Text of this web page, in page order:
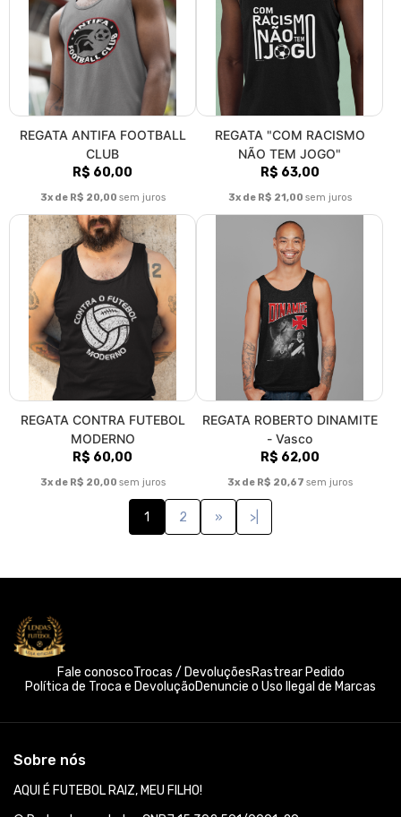
REGATA ANTIFA FOOTBALL
CLUB
R$ 60,00
3x de R$ 20,00 sem juros
REGATA "COM RACISMO
NÃO TEM JOGO"
R$ 63,00
3x de R$ 21,00 sem juros
REGATA CONTRA FUTEBOL
MODERNO
R$ 60,00
3x de R$ 20,00 sem juros
REGATA ROBERTO DINAMITE
- Vasco
R$ 62,00
3x de R$ 20,67 sem juros
1 2 » >|
Fale conoscoTrocas / DevoluçõesRastrear Pedido
Política de Troca e DevoluçãoDenuncie o Uso Ilegal de Marcas
Sobre nós
AQUI É FUTEBOL RAIZ, MEU FILHO!